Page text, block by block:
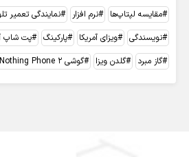
مقایسه لپتاپ‌ها
نرم افزار
نمایندگی تعمیر
نویسندگی
ویزای آمریکا پارکینگ پت شاپ
گاز مبرد
گلدن ویزا گوشی Nothing Phone 2